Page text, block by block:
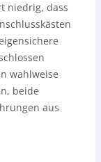
niedrig, dass
wahlweise
beide
aus